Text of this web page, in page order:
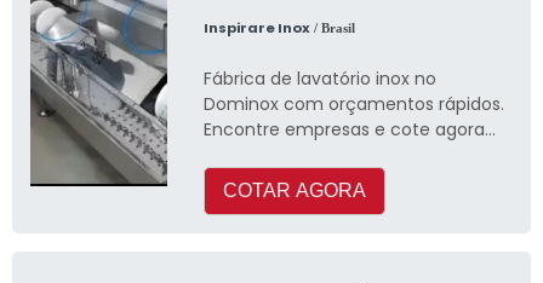
Inspirare Inox/ Brasil
Fábrica de lavatório inox no
Dominox com orçamentos rápidos.
Encontre empresas e cote agora
COTAR AGORA